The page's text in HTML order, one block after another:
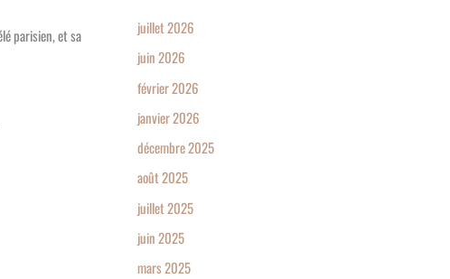
parisien, et sa
juillet 2026
juin 2026
février 2026
janvier 2026
décembre 2025
août 2025
juillet 2025
juin 2025
mars 2025